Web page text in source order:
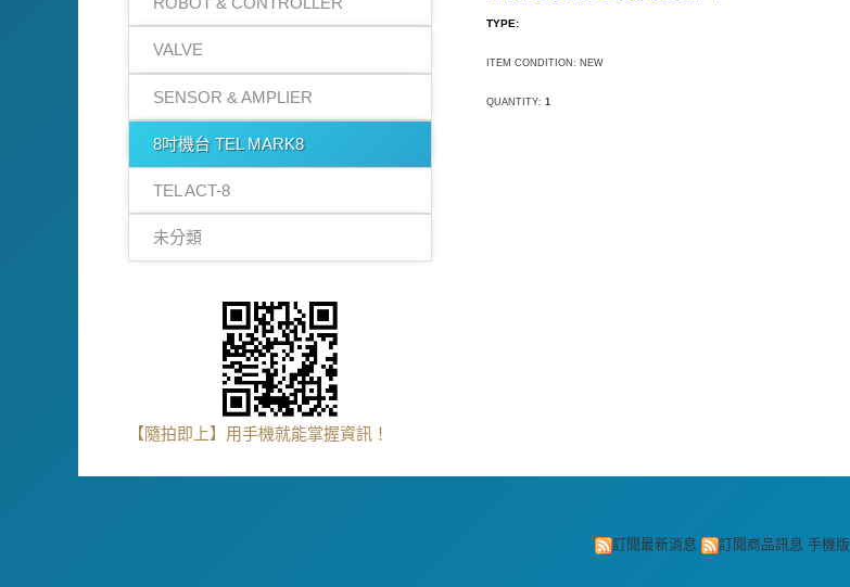
VALVE
SENSOR & AMPLIER
8吋機台 TEL MARK8
TEL ACT-8
未分類
【隨拍即上】用手機就能掌握資訊！
TYPE:
ITEM CONDITION: NEW
QUANTITY: 1
訂閱最新消息 訂閱商品訊息 手機版